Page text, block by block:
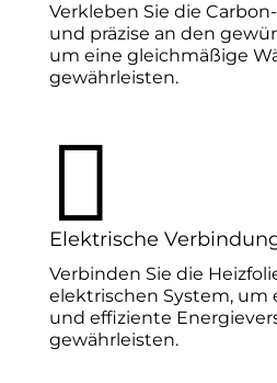
Verkleben Sie die
und präzise an den
um eine gleichmäßige
gewährleisten.

Elektrische
Verbinden Sie die
elektrischen System, um
und effiziente
gewährleisten.